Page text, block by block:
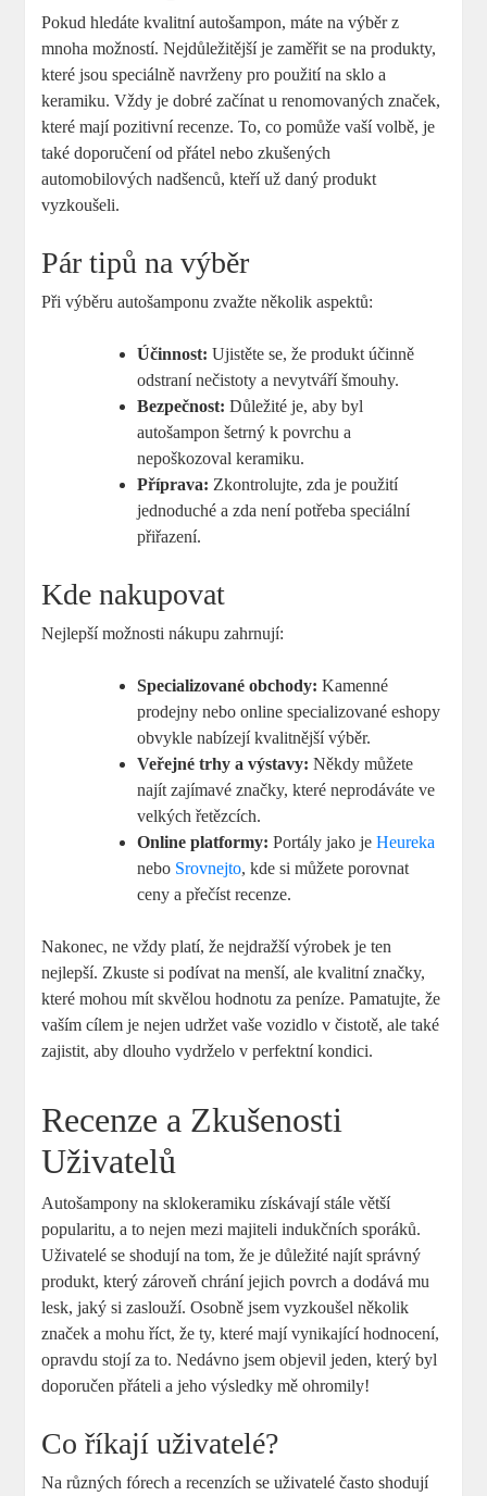
Pokud hledáte kvalitní autošampon, máte na výběr z
mnoha možností. Nejdůležitější je zaměřit se na produkty,
které jsou speciálně navrženy pro použití na sklo a
keramiku. Vždy je dobré začínat u renomovaných značek,
které mají pozitivní recenze. To, co pomůže vaší volbě, je
také doporučení od přátel nebo zkušených
automobilových nadšenců, kteří už daný produkt
vyzkoušeli.
Pár tipů na výběr
Při výběru autošamponu zvažte několik aspektů:
Účinnost: Ujistěte se, že produkt účinně
odstraní nečistoty a nevytváří šmouhy.
Bezpečnost: Důležité je, aby byl
autošampon šetrný k povrchu a
nepoškozoval keramiku.
Příprava: Zkontrolujte, zda je použití
jednoduché a zda není potřeba speciální
přiřazení.
Kde nakupovat
Nejlepší možnosti nákupu zahrnují:
Specializované obchody: Kamenné
prodejny nebo online specializované eshopy
obvykle nabízejí kvalitnější výběr.
Veřejné trhy a výstavy: Někdy můžete
najít zajímavé značky, které neprodáváte ve
velkých řetězcích.
Online platformy: Portály jako jeHeureka
nebo Srovnejto, kde si můžete porovnat
ceny a přečíst recenze.
Nakonec, ne vždy platí, že nejdražší výrobek je ten
nejlepší. Zkuste si podívat na menší, ale kvalitní značky,
které mohou mít skvělou hodnotu za peníze. Pamatujte, že
vaším cílem je nejen udržet vaše vozidlo v čistotě, ale také
zajistit, aby dlouho vydrželo v perfektní kondici.
Recenze a Zkušenosti
Uživatelů
Autošampony na sklokeramiku získávají stále větší
popularitu, a to nejen mezi majiteli indukčních sporáků.
Uživatelé se shodují na tom, že je důležité najít správný
produkt, který zároveň chrání jejich povrch a dodává mu
lesk, jaký si zaslouží. Osobně jsem vyzkoušel několik
značek a mohu říct, že ty, které mají vynikající hodnocení,
opravdu stojí za to. Nedávno jsem objevil jeden, který byl
doporučen přáteli a jeho výsledky mě ohromily!
Co říkají uživatelé?
Na různých fórech a recenzích se uživatelé často shodují